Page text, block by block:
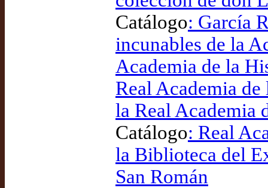
Catálogo: García
incunables de la
Academia de la
Real Academia
la Real Academia
Catálogo: Real
la Biblioteca del
San Román